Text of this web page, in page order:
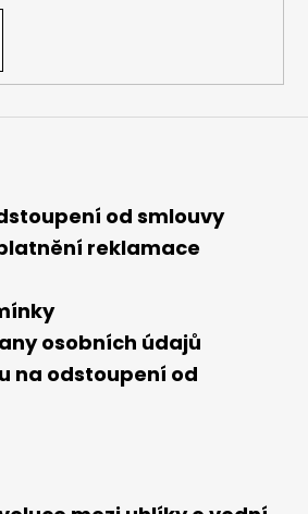
od smlouvy
reklamace
osobních údajů
na odstoupení od